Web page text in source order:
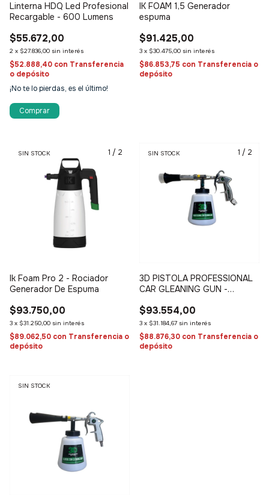
Linterna HDQ Led Profesional
Recargable - 600 Lumens
$55.672,00
2 x $27.836,00 sin interés
$52.888,40 con Transferencia
o depósito
¡No te lo pierdas, es el último!
IK FOAM 1,5 Generador
espuma
$91.425,00
3 x $30.475,00 sin interés
$86.853,75 con Transferencia o
depósito
1 / 2
SIN STOCK
Ik Foam Pro 2 - Rociador
Generador De Espuma
$93.750,00
3 x $31.250,00 sin interés
$89.062,50 con Transferencia o
depósito
1 / 2
SIN STOCK
3D PISTOLA PROFESSIONAL
CAR GLEANING GUN -
$93.554,00
3 x $31.184,67 sin interés
$88.876,30 con Transferencia o
depósito
SIN STOCK